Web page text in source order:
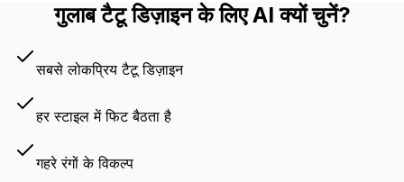
गुलाब टैटू डिज़ाइन के लिए AI क्यों चुनें?
सबसे लोकप्रिय टैटू डिज़ाइन
हर स्टाइल में फिट बैठता है
गहरे रंगों के विकल्प